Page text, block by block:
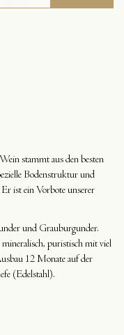
stammt aus den besten
Bodenstruktur und
ist ein Vorbote unserer
und Grauburgunder.
puristisch mit viel
12 Monate auf der
(Edelstahl).